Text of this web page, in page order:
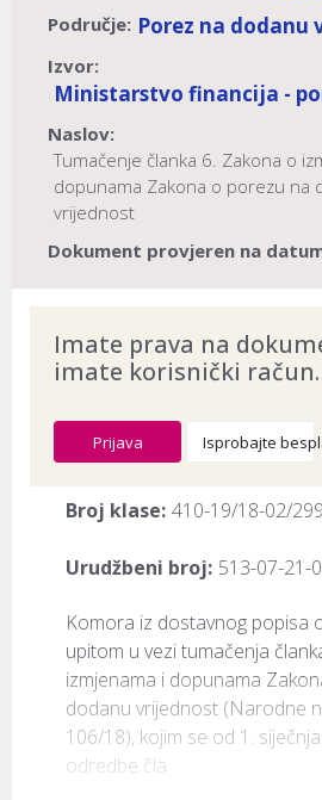
Područje: Porez na dodanu
Izvor:
Ministarstvo financija -
Naslov:
Tumačenje članka 6. Zakona o
dopunama Zakona o porezu na
vrijednost
Dokument provjeren na
Imate prava na
imate korisnički račun.
Prijava Isprobajte
Broj klase: 410-19/18-02/299
Urudžbeni broj: 513-07-21-
Komora iz dostavnog popisa
upitom u vezi tumačenja
izmjenama i dopunama
dodanu vrijednost (Narodne
106/18), kojim se od 1.
odredbe čla